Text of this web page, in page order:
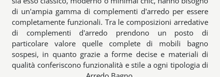
di un'ampia gamma di complementi d'arredo per essere
completamente funzionali. Tra le composizioni arredative
di complementi d'arredo prendono un posto di
particolare valore quelle complete di mobili bagno
sospesi, in quanto grazie a forme decise e materiali di
qualità conferiscono funzionalità e stile a ogni tipologia di